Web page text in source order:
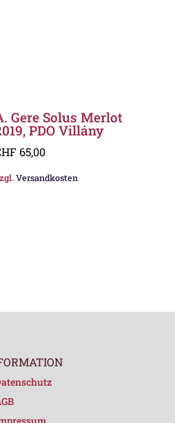
Gere Solus Merlot
PDO Villány
65,00
Versandkosten